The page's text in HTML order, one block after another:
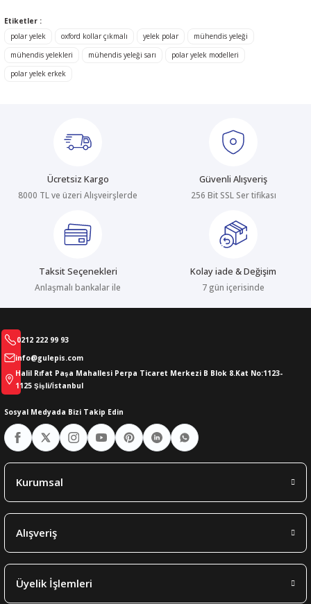
tarafımıza iletebilirsiniz.
Görüş ve önerileriniz için teşekkür ederiz.
Ürün resmi kalitesiz, bozuk veya görüntülenemiyor.
Bu ürüne benzer farklı alternatifler olmalı.
Etiketler :
polar yelek
oxford kollar çıkmalı yelek polar
mühendis yeleği
mühendis yelekleri
mühendis yeleği sarı
polar yelek modelleri
polar yelek erkek
Ücretsiz Kargo
8000 TL ve üzeri Alışveirşlerde
Güvenli Alışveriş
256 Bit SSL Ser tifikası
Taksit Seçenekleri
Anlaşmalı bankalar ile
Kolay iade & Değişim
7 gün içerisinde
0212 222 99 93
info@gulepis.com
Halil Rıfat Paşa Mahallesi Perpa Ticaret Merkezi B Blok 8.Kat No:1123-
1125 Şişli/İstanbul
Sosyal Medyada Bizi Takip Edin
Kurumsal
Alışveriş
Üyelik İşlemleri